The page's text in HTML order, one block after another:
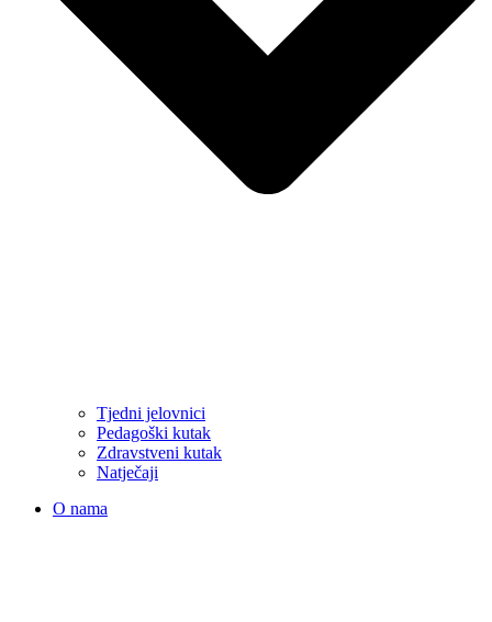
Tjedni jelovnici
Pedagoški kutak
Zdravstveni kutak
Natječaji
O nama